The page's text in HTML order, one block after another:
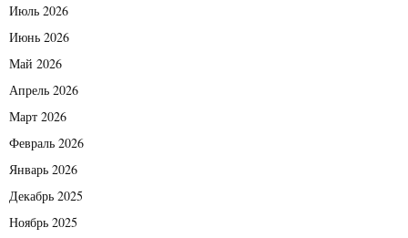
Июль 2026
Июнь 2026
Май 2026
Апрель 2026
Март 2026
Февраль 2026
Январь 2026
Декабрь 2025
Ноябрь 2025